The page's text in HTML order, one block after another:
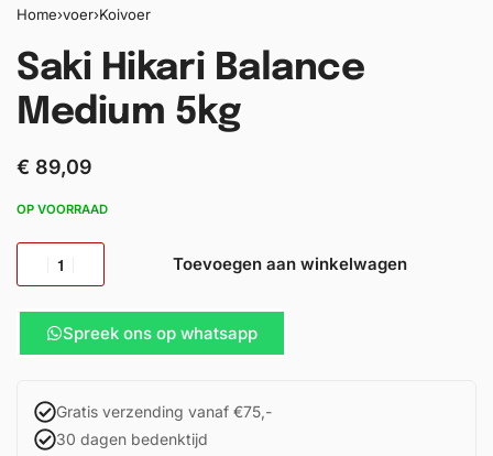
Home›voer›Koivoer
Saki Hikari Balance
Medium 5kg
€ 89,09
OP VOORRAAD
Toevoegen aan winkelwagen
Spreek ons op whatsapp
Gratis verzending vanaf €75,-
30 dagen bedenktijd